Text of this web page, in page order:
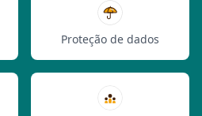
Proteção de dados